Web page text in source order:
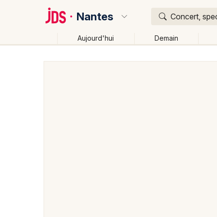
Nantes Concert,
Aujourd'hui Demain